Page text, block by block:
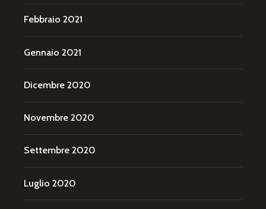
Febbraio 2021
Gennaio 2021
Dicembre 2020
Novembre 2020
Settembre 2020
Luglio 2020